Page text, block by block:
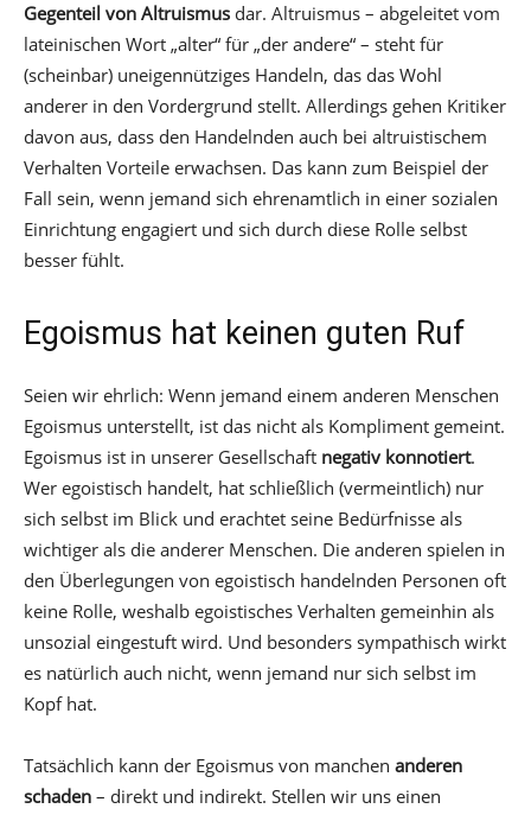
Gegenteil von Altruismus dar. Altruismus – abgeleitet vom
lateinischen Wort „alter“ für „der andere“ – steht für
(scheinbar) uneigennütziges Handeln, das das Wohl
anderer in den Vordergrund stellt. Allerdings gehen Kritiker
davon aus, dass den Handelnden auch bei altruistischem
Verhalten Vorteile erwachsen. Das kann zum Beispiel der
Fall sein, wenn jemand sich ehrenamtlich in einer sozialen
Einrichtung engagiert und sich durch diese Rolle selbst
besser fühlt.
Egoismus hat keinen guten Ruf
Seien wir ehrlich: Wenn jemand einem anderen Menschen
Egoismus unterstellt, ist das nicht als Kompliment gemeint.
Egoismus ist in unserer Gesellschaft negativ konnotiert.
Wer egoistisch handelt, hat schließlich (vermeintlich) nur
sich selbst im Blick und erachtet seine Bedürfnisse als
wichtiger als die anderer Menschen. Die anderen spielen in
den Überlegungen von egoistisch handelnden Personen oft
keine Rolle, weshalb egoistisches Verhalten gemeinhin als
unsozial eingestuft wird. Und besonders sympathisch wirkt
es natürlich auch nicht, wenn jemand nur sich selbst im
Kopf hat.
Tatsächlich kann der Egoismus von manchen anderen
schaden – direkt und indirekt. Stellen wir uns einen